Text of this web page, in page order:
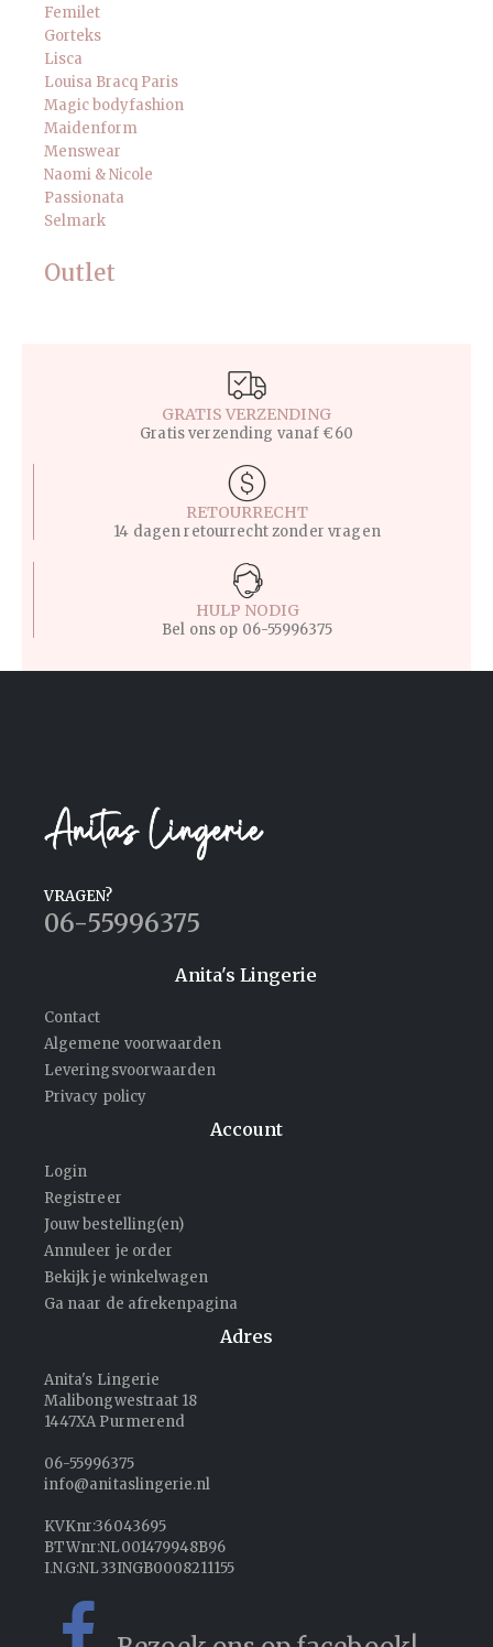
Femilet
Gorteks
Lisca
Louisa Bracq Paris
Magic bodyfashion
Maidenform
Menswear
Naomi & Nicole
Passionata
Selmark
Outlet
GRATIS VERZENDING
Gratis verzending vanaf €60
RETOURRECHT
14 dagen retourrecht zonder vragen
HULP NODIG
Bel ons op 06-55996375
VRAGEN?
06-55996375
Anita's Lingerie
Contact
Algemene voorwaarden
Leveringsvoorwaarden
Privacy policy
Account
Login
Registreer
Jouw bestelling(en)
Annuleer je order
Bekijk je winkelwagen
Ga naar de afrekenpagina
Adres
Anita's Lingerie
Malibongwestraat 18
1447XA Purmerend
06-55996375
info@anitaslingerie.nl
KVKnr:36043695
BTWnr:NL001479948B96
I.N.G:NL33INGB0008211155